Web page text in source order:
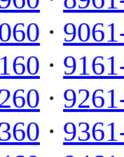
·
·
·
·